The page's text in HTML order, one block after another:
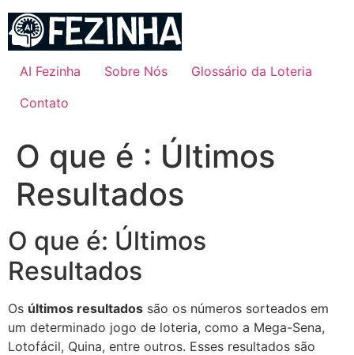
para
conteúdo
AI Fezinha Sobre Nós
Glossário da Loteria
Contato
O que é : Últimos
Resultados
O que é: Últimos
Resultados
Os últimos resultados são os números sorteados em
um determinado jogo de loteria, como a Mega-Sena,
Lotofácil, Quina, entre outros. Esses resultados são